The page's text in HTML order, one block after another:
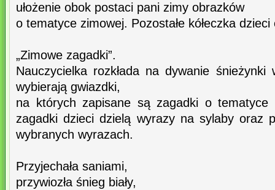
ułożenie obok postaci pani zimy obrazków
o tematyce zimowej. Pozostałe kółeczka
„Zimowe zagadki”.
Nauczycielka rozkłada na dywanie
wybierają gwiazdki,
na których zapisane są zagadki o tematyce
zagadki dzieci dzielą wyrazy na sylaby oraz
wybranych wyrazach.
Przyjechała saniami,
przywiozła śnieg biały,